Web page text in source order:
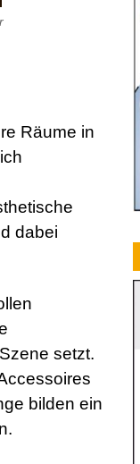
Räume in
dabei
setzt.
bilden ein